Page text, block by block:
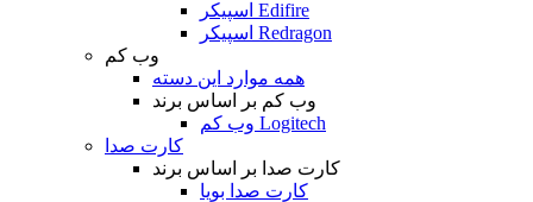
اسپیکر Edifire
اسپیکر Redragon
وب کم
همه موارد این دسته
وب کم بر اساس برند
وب کم Logitech
کارت صدا
کارت صدا بر اساس برند
کارت صدا بویا